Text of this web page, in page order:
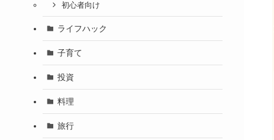
初心者向け
ライフハック
子育て
投資
料理
旅行